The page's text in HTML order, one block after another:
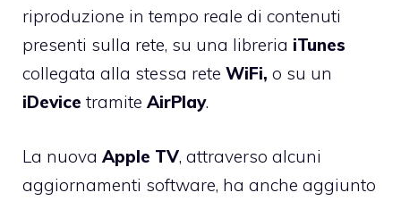
riproduzione in tempo reale di contenuti
presenti sulla rete, su una libreria iTunes
collegata alla stessa rete WiFi, o su un
iDevice tramite AirPlay.
La nuova Apple TV, attraverso alcuni
aggiornamenti software, ha anche aggiunto